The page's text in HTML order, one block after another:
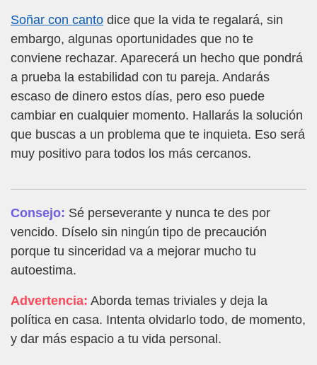
Soñar con canto dice que la vida te regalará, sin
embargo, algunas oportunidades que no te
conviene rechazar. Aparecerá un hecho que pondrá
a prueba la estabilidad con tu pareja. Andarás
escaso de dinero estos días, pero eso puede
cambiar en cualquier momento. Hallarás la solución
que buscas a un problema que te inquieta. Eso será
muy positivo para todos los más cercanos.
Consejo: Sé perseverante y nunca te des por
vencido. Díselo sin ningún tipo de precaución
porque tu sinceridad va a mejorar mucho tu
autoestima.
Advertencia: Aborda temas triviales y deja la
política en casa. Intenta olvidarlo todo, de momento,
y dar más espacio a tu vida personal.